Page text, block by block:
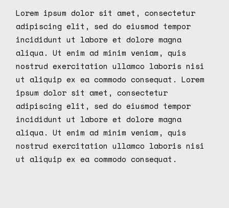
Lorem ipsum dolor sit amet, consectetur
adipiscing elit, sed do eiusmod tempor
incididunt ut labore et dolore magna
aliqua. Ut enim ad minim veniam, quis
nostrud exercitation ullamco laboris nisi
ut aliquip ex ea commodo consequat. Lorem
ipsum dolor sit amet, consectetur
adipiscing elit, sed do eiusmod tempor
incididunt ut labore et dolore magna
aliqua. Ut enim ad minim veniam, quis
nostrud exercitation ullamco laboris nisi
ut aliquip ex ea commodo consequat.